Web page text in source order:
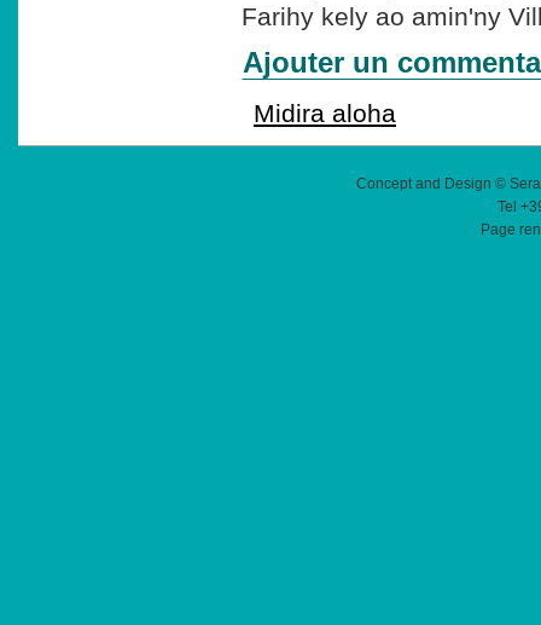
Farihy kely ao amin'ny
Ajouter un
Midira aloha
Concept and Design ©
Tel
Page